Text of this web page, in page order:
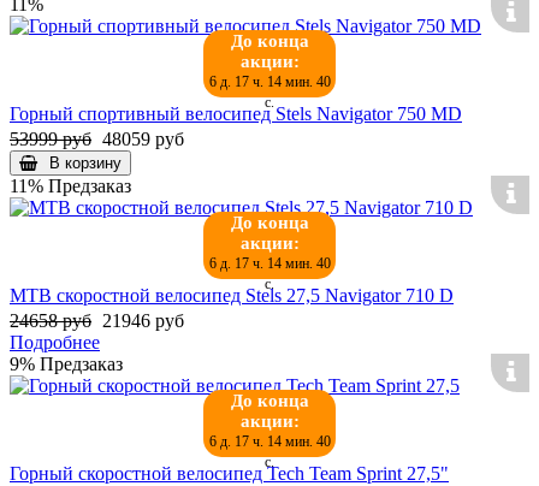
До конца
акции:
6 д. 17 ч. 14 мин. 39
с.
Горный спортивный велосипед Stels Navigator 750 MD
53999 руб 48059 руб
В корзину
11% Предзаказ
До конца
акции:
6 д. 17 ч. 14 мин. 39
с.
MTB скоростной велосипед Stels 27,5 Navigator 710 D
24658 руб 21946 руб
Подробнее
9% Предзаказ
До конца
акции:
6 д. 17 ч. 14 мин. 39
с.
Горный скоростной велосипед Tech Team Sprint 27,5"